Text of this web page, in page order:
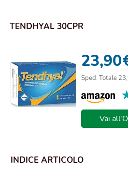
TENDHYAL 30CPR
23,90
Sped. Totale
Vai